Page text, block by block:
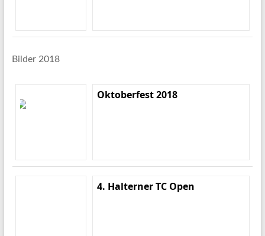
Bilder 2018
Oktoberfest 2018
4. Halterner TC Open